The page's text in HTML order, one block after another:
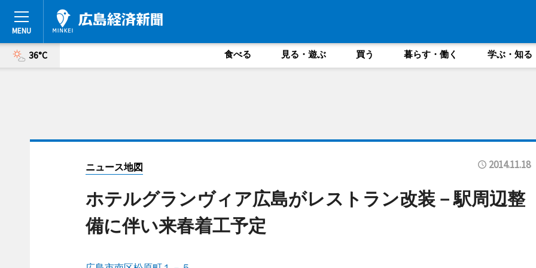
36°C 食べる 見る・遊ぶ 買う 暮らす・働く 学ぶ・知る
ニュース地図 2014.11.18
ホテルグランヴィア広島がレストラン改装－駅周辺整
備に伴い来春着工予定